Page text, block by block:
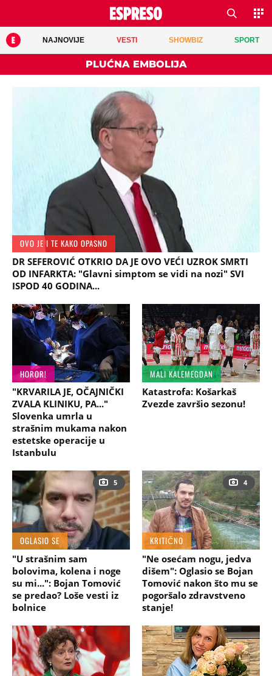
NAJNOVIJE VESTI SHOWBIZ SPORT
PLUĆNA EMBOLIJA
OVO JE I TE KAKO OPASNO
DR SEFEROVIĆ OTKRIO DA JE OVO VEĆI UZROK SMRTI
OD INFARKTA: "Glavni simptom se vidi na nozi" SVI
ISPOD 40 GODINA...
HOROR!
"KRVARILA JE, OČAJNIČKI
ZVALA KLINIKU, PA..."
Slovenka umrla u
strašnim mukama nakon
estetske operacije u
Istanbulu
MALI KALEMEGDAN
Katastrofa: Košarkaš
Zvezde završio sezonu!
5
OGLASIO SE
"U strašnim sam
bolovima, kolena i noge
su mi...": Bojan Tomović
se predao? Loše vesti iz
bolnice
4
KRITIČNO
"Ne osećam nogu, jedva
dišem": Oglasio se Bojan
Tomović nakon što mu se
pogoršalo zdravstveno
stanje!